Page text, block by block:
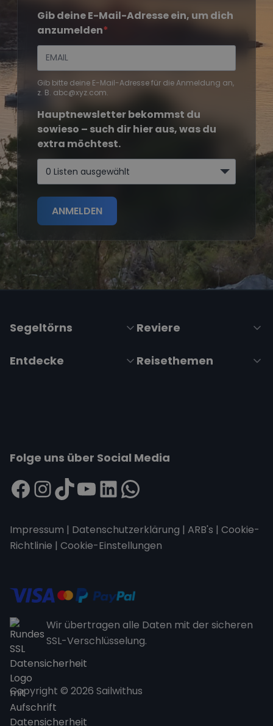
Gib deine E-Mail-Adresse ein, um dich
anzumelden
Gib bitte deine E-Mail-Adresse für die Anmeldung an,
z. B. abc@xyz.com.
Hauptnewsletter bekommst du
sowieso – such dir hier aus, was du
extra möchtest.
0 Listen ausgewählt
ANMELDEN
Segeltörns Reviere
Entdecke Reisethemen
Folge uns über Social Media
Impressum | Datenschutzerklärung | ARB's | Cookie-
Richtlinie | Cookie-Einstellungen
Wir übertragen alle Daten mit der sicheren
SSL-Verschlüsselung.
Copyright © 2026 Sailwithus